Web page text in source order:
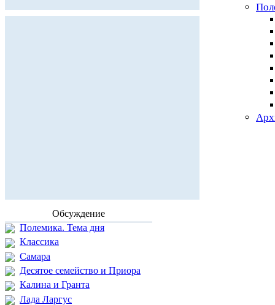
Обсуждение
Полемика. Тема дня
Классика
Самара
Десятое семейство и Приора
Калина и Гранта
Лада Ларгус